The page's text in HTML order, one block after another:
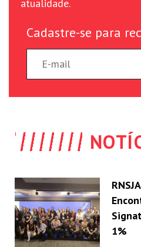
atualidade.
Cadastre-se para
1%